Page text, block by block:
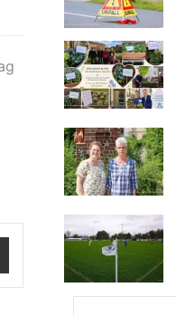
Teilen via E-Mail